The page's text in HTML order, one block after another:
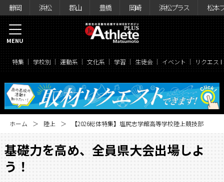
静岡 浜松 郡山 豊橋 岡崎 浜松プラス 松本
特集 学校別 運動系 文化系 学習 生徒会 イベント リクエス
MENU
ホーム 陸上 【2026総体特集】塩尻志学館高等学校陸上競技部
基礎力を高め、全員県大会出場しよ
う！